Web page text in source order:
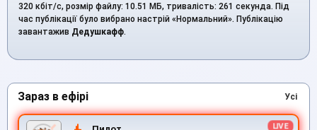
320 кбіт/с, розмір файлу: 10.51 МБ, тривалість: 261 секунда. Під
час публікації було вибрано настрій «Нормальний». Публікацію
завантажив Дедушкафф.
Зараз в ефірі Усі